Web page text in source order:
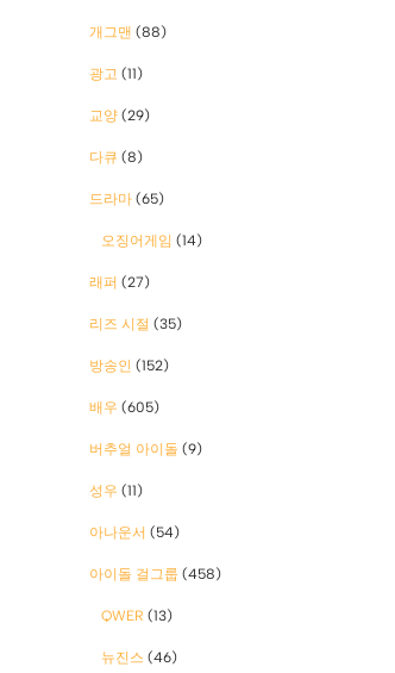
개그맨 (88)
광고 (11)
교양 (29)
다큐 (8)
드라마 (65)
오징어게임 (14)
래퍼 (27)
리즈 시절 (35)
방송인 (152)
배우 (605)
버추얼 아이돌 (9)
성우 (11)
아나운서 (54)
아이돌 걸그룹 (458)
QWER (13)
뉴진스 (46)